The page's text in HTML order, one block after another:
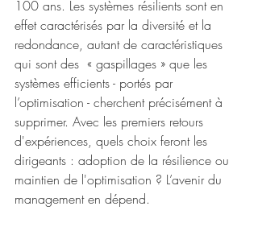
100 ans. Les systèmes résilients sont en
effet caractérisés par la diversité et la
redondance, autant de caractéristiques
qui sont des  « gaspillages » que les
systèmes efficients - portés par
l’optimisation - cherchent précisément à
supprimer. Avec les premiers retours
d'expériences, quels choix feront les
dirigeants : adoption de la résilience ou
maintien de l'optimisation ? L’avenir du
management en dépend.